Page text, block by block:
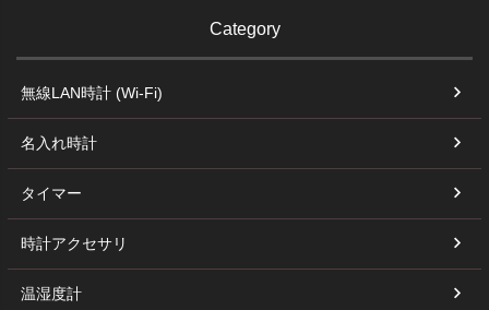
Category
無線LAN時計 (Wi-Fi)
名入れ時計
タイマー
時計アクセサリ
温湿度計